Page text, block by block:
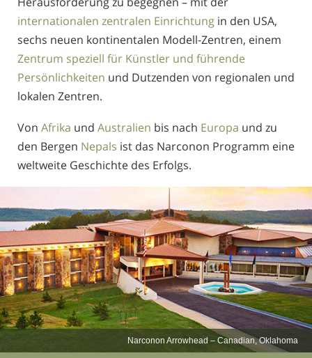
Alle Regionen/Sprachen
internationalen zentralen Einrichtung in den USA,
sechs neuen kontinentalen Modell-Zentren, einem
Zentrum speziell für Künstler und führende
Persönlichkeiten und Dutzenden von regionalen und
lokalen Zentren.
Von Afrika und Australien bis nach Europa und zu
den Bergen Nepals ist das Narconon Programm eine
weltweite Geschichte des Erfolgs.
Narconon Ojai